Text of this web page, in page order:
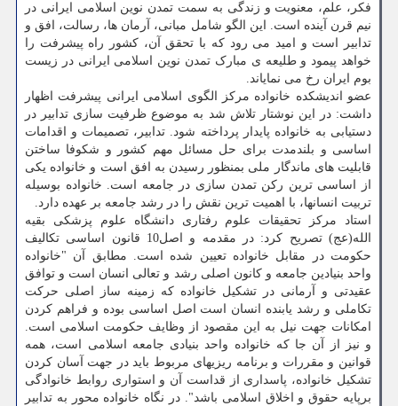
فکر، علم، معنویت و زندگی به سمت تمدن نوین اسلامی ایرانی در
نیم قرن آینده است. این الگو شامل مبانی، آرمان ها، رسالت، افق و
تدابیر است و امید می رود که با تحقق آن، کشور راه پیشرفت را
خواهد پیمود و طلیعه ی مبارک تمدن نوین اسلامی ایرانی در زیست
بوم ایران رخ می نمایاند.
عضو اندیشکده خانواده مرکز الگوی اسلامی ایرانی پیشرفت اظهار
داشت: در این نوشتار تلاش شد به موضوع ظرفیت سازی تدابیر در
دستیابی به خانواده پایدار پرداخته شود. تدابیر، تصمیمات و اقدامات
اساسی و بلندمدت برای حل مسائل مهم کشور و شکوفا ساختن
قابلیت های ماندگار ملی بمنظور رسیدن به افق است و خانواده یکی
از اساسی ترین رکن تمدن سازی در جامعه است. خانواده بوسیله
تربیت انسانها، با اهمیت ترین نقش را در رشد جامعه بر عهده دارد.
استاد مرکز تحقیقات علوم رفتاری دانشگاه علوم پزشکی بقیه
الله(عج) تصریح کرد: در مقدمه و اصل10 قانون اساسی تکالیف
حکومت در مقابل خانواده تعیین شده است. مطابق آن "خانواده
واحد بنیادین جامعه و کانون اصلی رشد و تعالی انسان است و توافق
عقیدتی و آرمانی در تشکیل خانواده که زمینه ساز اصلی حرکت
تکاملی و رشد یابنده انسان است اصل اساسی بوده و فراهم کردن
امکانات جهت نیل به این مقصود از وظایف حکومت اسلامی است.
و نیز از آن جا که خانواده واحد بنیادی جامعه اسلامی است، همه
قوانین و مقررات و برنامه ریزی­های مربوط باید در جهت آسان کردن
تشکیل خانواده، پاسداری از قداست آن و استواری روابط خانوادگی
برپایه حقوق و اخلاق اسلامی باشد". در نگاه خانواده محور به تدابیر